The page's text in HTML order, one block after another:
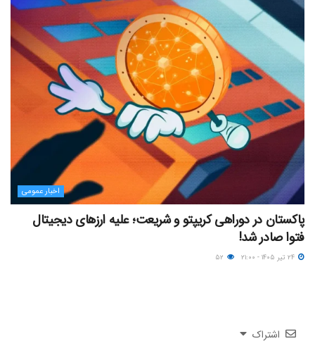
اخبار عمومی
پاکستان در دوراهی کریپتو و شریعت؛ علیه ارزهای دیجیتال
فتوا صادر شد!
اشتراک